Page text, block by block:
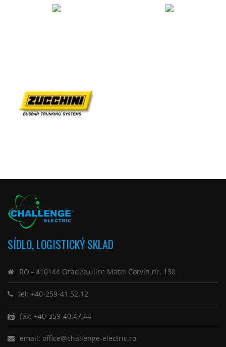
SÍDLO, LOGISTICKÝ SKLAD
RO - 410144 Oradea,ulice Matei Corvin nr. 130
tel: +40-259-41.52.12
fax: +40-359-40.47.44
email: office@challenge-electric.ro